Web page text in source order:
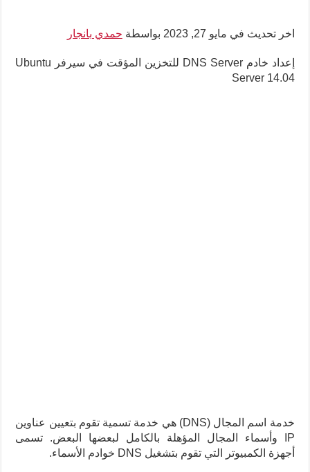
اخر تحديث في مايو 27, 2023 بواسطة حمدي بانجار
إعداد خادم DNS Server للتخزين المؤقت في سيرفر Ubuntu
Server 14.04
خدمة اسم المجال (DNS) هي خدمة تسمية تقوم بتعيين عناوين
IP وأسماء المجال المؤهلة بالكامل لبعضها البعض.
تسمى
أجهزة الكمبيوتر التي تقوم بتشغيل DNS خوادم الأسماء.